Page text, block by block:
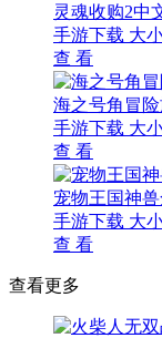
灵魂收购2中
手游下载 大
查 看
海之号角冒
手游下载 大
查 看
宠物王国神
手游下载 大
查 看
查看更多